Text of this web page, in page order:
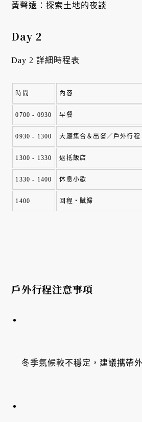
黃聲遠：探索土地的夜談
Day 2
Day 2 詳細時程表
時間 內容
0700 - 0930 早餐
0930 - 1300 大廳集合＆出發／戶外行程
1300 - 1330 返抵飯店
1330 - 1400 休息小歇
1400 回程・賦歸
戶外行程注意事項
冬季氣候較不穩定，建議攜帶